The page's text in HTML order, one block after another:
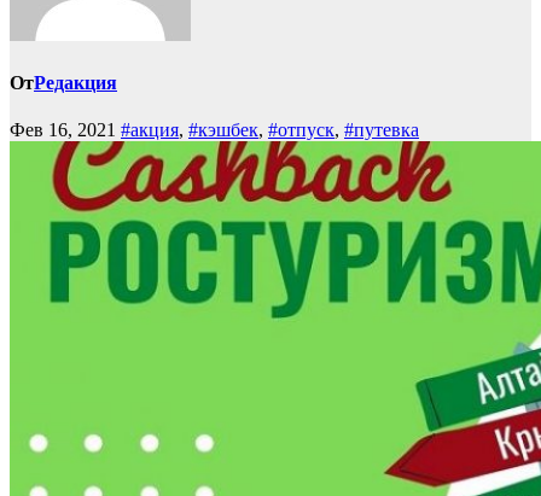
ОтРедакция
Фев 16, 2021 #акция, #кэшбек, #отпуск, #путевка